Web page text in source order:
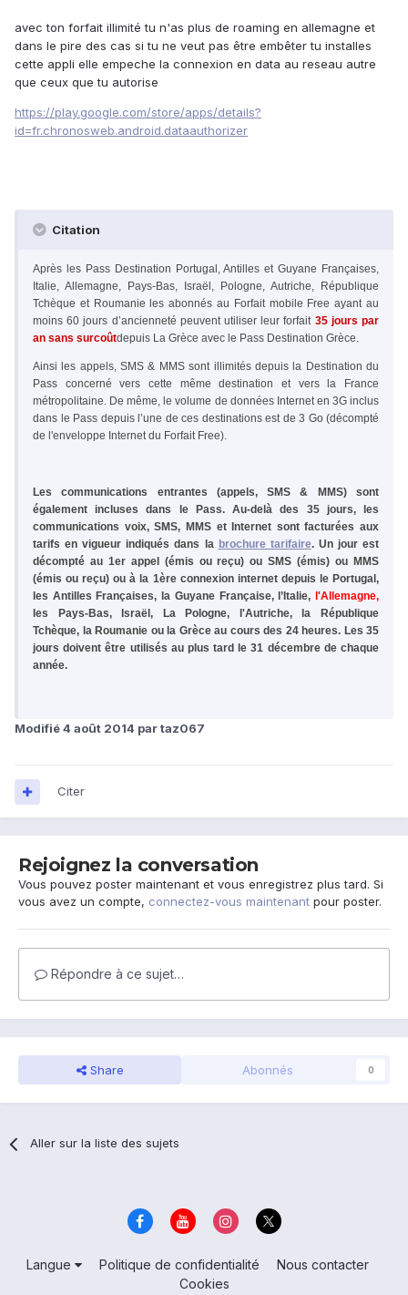
avec ton forfait illimité tu n'as plus de roaming en allemagne et
dans le pire des cas si tu ne veut pas être embêter tu installes
cette appli elle empeche la connexion en data au reseau autre
que ceux que tu autorise
https://play.google.com/store/apps/details?
id=fr.chronosweb.android.dataauthorizer
Citation
Après les Pass Destination Portugal, Antilles et Guyane Françaises,
Italie, Allemagne, Pays-Bas, Israël, Pologne, Autriche, République
Tchèque et Roumanie les abonnés au Forfait mobile Free ayant au
moins 60 jours d’ancienneté peuvent utiliser leur forfait 35 jours par
an sans surcoûtdepuis La Grèce avec le Pass Destination Grèce.
Ainsi les appels, SMS & MMS sont illimités depuis la Destination du
Pass concerné vers cette même destination et vers la France
métropolitaine. De même, le volume de données Internet en 3G inclus
dans le Pass depuis l’une de ces destinations est de 3 Go (décompté
de l'enveloppe Internet du Forfait Free).
Les communications entrantes (appels, SMS & MMS) sont
également incluses dans le Pass. Au-delà des 35 jours, les
communications voix, SMS, MMS et Internet sont facturées aux
tarifs en vigueur indiqués dans la brochure tarifaire. Un jour est
décompté au 1er appel (émis ou reçu) ou SMS (émis) ou MMS
(émis ou reçu) ou à la 1ère connexion internet depuis le Portugal,
les Antilles Françaises, la Guyane Française, l’Italie, l'Allemagne,
les Pays-Bas, Israël, La Pologne, l'Autriche, la République
Tchèque, la Roumanie ou la Grèce au cours des 24 heures. Les 35
jours doivent être utilisés au plus tard le 31 décembre de chaque
année.
Modifié4 août 2014 par taz067
Citer
Rejoignez la conversation
Vous pouvez poster maintenant et vous enregistrez plus tard. Si
vous avez un compte, connectez-vous maintenant pour poster.
Répondre à ce sujet…
Share Abonnés 0
Aller sur la liste des sujets
Langue Politique de confidentialité
Nous contacter
Cookies